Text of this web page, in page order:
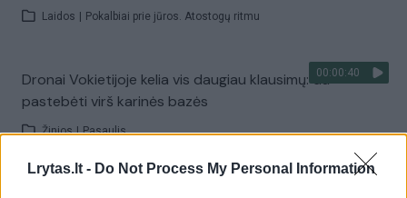
Lrytas.lt - Do Not Process My Personal Information
Laidos Pokalbiai prie jūros. Atostogų ritmu
00:00:40
Dronai Vokietijoje kelia vis daugiau klausimų: du
pastebėti virš karinės bazės
Žinios | Pasaulis